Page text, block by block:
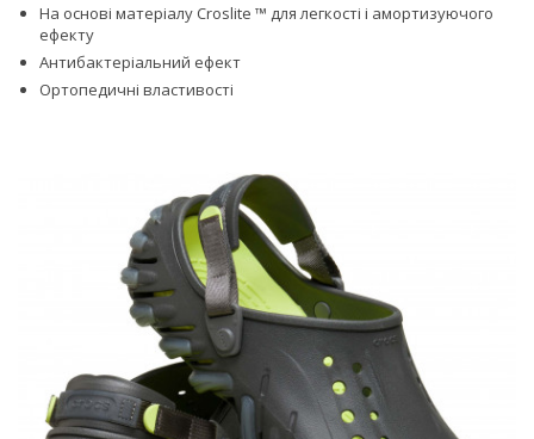
На основі матеріалу Croslite ™ для легкості і амортизуючого
ефекту
Антибактеріальний ефект
Ортопедичні властивості